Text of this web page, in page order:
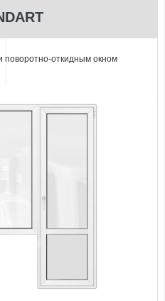
поворотно-откидным окном